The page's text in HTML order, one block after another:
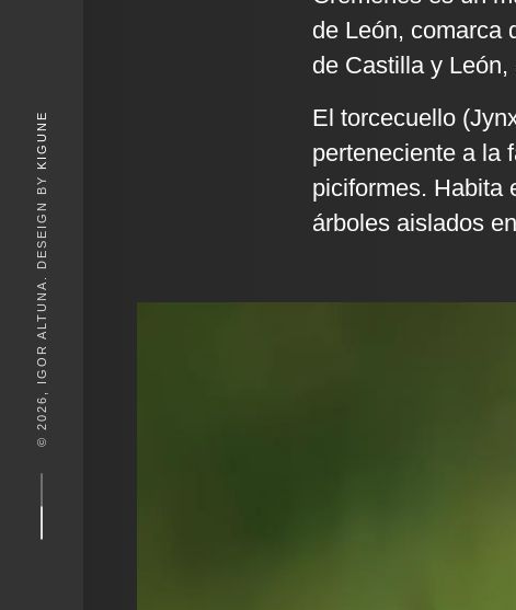
© 2026, IGOR ALTUNA. DESEIGN BY
KIGUNE
de León, comarca
de Castilla y
El torcecuello
perteneciente a la
piciformes. Habita
árboles aislados